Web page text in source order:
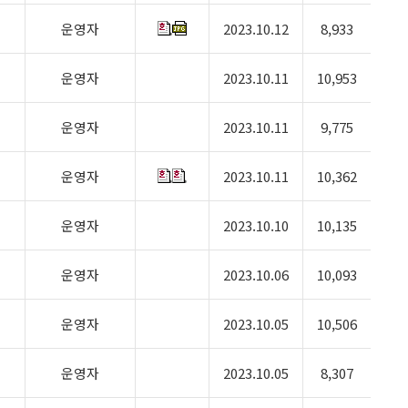
운영자 2023.10.12 8,933
운영자 2023.10.11 10,953
운영자 2023.10.11 9,775
운영자 2023.10.11 10,362
운영자 2023.10.10 10,135
운영자 2023.10.06 10,093
운영자 2023.10.05 10,506
운영자 2023.10.05 8,307